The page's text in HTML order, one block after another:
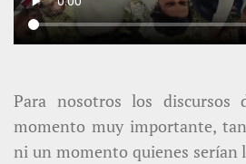
Para nosotros los
momento muy importante,
ni un momento quienes serían